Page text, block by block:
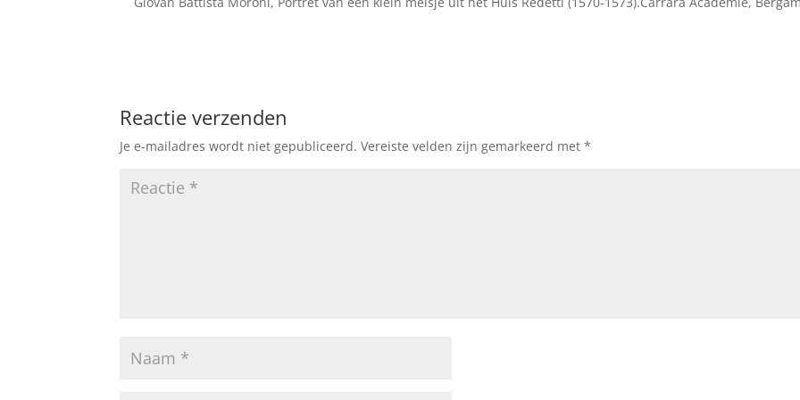
Reactie verzenden
Je e-mailadres wordt niet gepubliceerd. Vereiste velden zijn gemarkeerd met*